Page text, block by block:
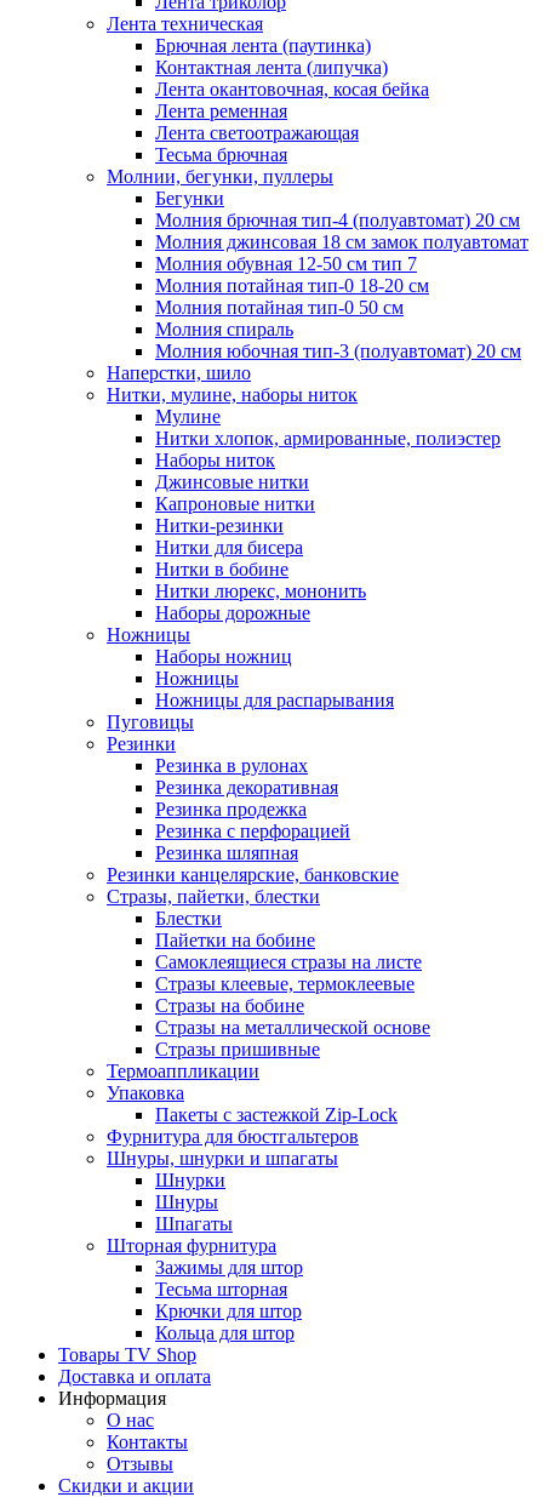
Лента техническая
Брючная лента (паутинка)
Контактная лента (липучка)
Лента окантовочная, косая бейка
Лента ременная
Лента светоотражающая
Тесьма брючная
Молнии, бегунки, пуллеры
Бегунки
Молния брючная тип-4 (полуавтомат) 20 см
Молния джинсовая 18 см замок полуавтомат
Молния обувная 12-50 см тип 7
Молния потайная тип-0 18-20 см
Молния потайная тип-0 50 см
Молния спираль
Молния юбочная тип-3 (полуавтомат) 20 см
Наперстки, шило
Нитки, мулине, наборы ниток
Мулине
Нитки хлопок, армированные, полиэстер
Наборы ниток
Джинсовые нитки
Капроновые нитки
Нитки-резинки
Нитки для бисера
Нитки в бобине
Нитки люрекс, мононить
Наборы дорожные
Ножницы
Наборы ножниц
Ножницы
Ножницы для распарывания
Пуговицы
Резинки
Резинка в рулонах
Резинка декоративная
Резинка продежка
Резинка с перфорацией
Резинка шляпная
Резинки канцелярские, банковские
Стразы, пайетки, блестки
Блестки
Пайетки на бобине
Самоклеящиеся стразы на листе
Стразы клеевые, термоклеевые
Стразы на бобине
Стразы на металлической основе
Стразы пришивные
Термоаппликации
Упаковка
Пакеты с застежкой Zip-Lock
Фурнитура для бюстгальтеров
Шнуры, шнурки и шпагаты
Шнурки
Шнуры
Шпагаты
Шторная фурнитура
Зажимы для штор
Тесьма шторная
Крючки для штор
Кольца для штор
Товары TV Shop
Доставка и оплата
Информация
О нас
Контакты
Отзывы
Скидки и акции